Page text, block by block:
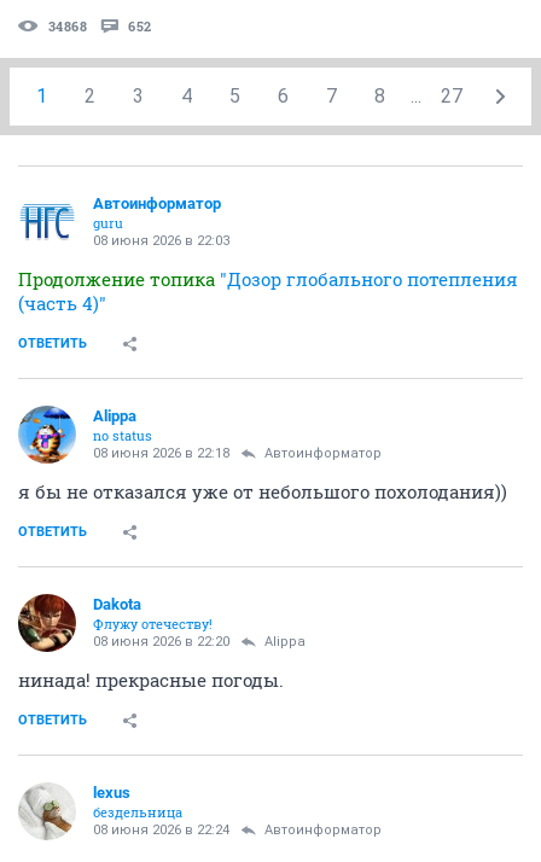
34868 652
1 2 3 4 5 6 7 8 27
Автоинформатор
guru
08 июня 2026 в 22:03
Продолжение топика "Дозор глобального потепления
(часть 4)"
ОТВЕТИТЬ
Alippa
no status
08 июня 2026 в 22:18 Автоинформатор
я бы не отказался уже от небольшого похолодания))
ОТВЕТИТЬ
Dаkota
Флужу отечеству!
08 июня 2026 в 22:20 Alippa
нинада! прекрасные погоды.
ОТВЕТИТЬ
lexus
бездельница
08 июня 2026 в 22:24 Автоинформатор